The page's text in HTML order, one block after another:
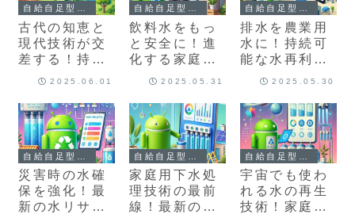
古代の知恵と
現代技術が交
差する！持続
可能な水循環
化
2025.06.01
飲料水をもっ
と安全に！進
化する家庭用
浄水システム
2025.05.31
排水を農業用
水に！持続可
能な水再利用
システムの仕
法
2025.05.30
災害時の水確
保を強化！最
新の水リサイ
家庭用下水処
理技術の最前
線！最新の浄
宇宙でも使わ
れる水の再生
技術！家庭向